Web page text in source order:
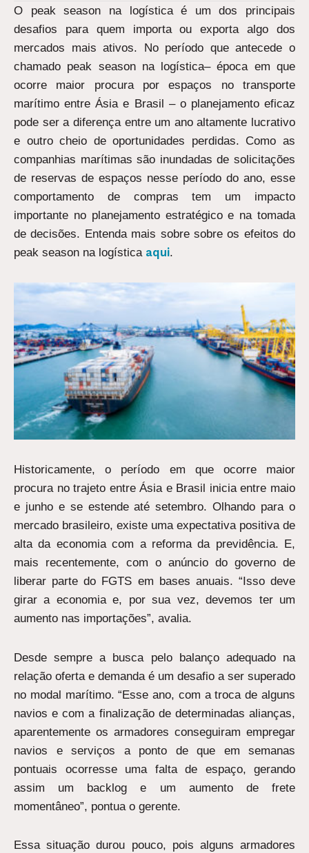
O peak season na logística é um dos principais
desafios para quem importa ou exporta algo dos
mercados mais ativos. No período que antecede o
chamado peak season na logística– época em que
ocorre maior procura por espaços no transporte
marítimo entre Ásia e Brasil – o planejamento eficaz
pode ser a diferença entre um ano altamente lucrativo
e outro cheio de oportunidades perdidas. Como as
companhias marítimas são inundadas de solicitações
de reservas de espaços nesse período do ano, esse
comportamento de compras tem um impacto
importante no planejamento estratégico e na tomada
de decisões. Entenda mais sobre sobre os efeitos do
peak season na logística aqui.
Historicamente, o período em que ocorre maior
procura no trajeto entre Ásia e Brasil inicia entre maio
e junho e se estende até setembro. Olhando para o
mercado brasileiro, existe uma expectativa positiva de
alta da economia com a reforma da previdência. E,
mais recentemente, com o anúncio do governo de
liberar parte do FGTS em bases anuais. “Isso deve
girar a economia e, por sua vez, devemos ter um
aumento nas importações”, avalia.
Desde sempre a busca pelo balanço adequado na
relação oferta e demanda é um desafio a ser superado
no modal marítimo. “Esse ano, com a troca de alguns
navios e com a finalização de determinadas alianças,
aparentemente os armadores conseguiram empregar
navios e serviços a ponto de que em semanas
pontuais ocorresse uma falta de espaço, gerando
assim um backlog e um aumento de frete
momentâneo”, pontua o gerente.
Essa situação durou pouco, pois alguns armadores